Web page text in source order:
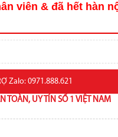
viên & đã hết hàn
Zalo: 0971.888.621
TOÀN, UY TÍN SỐ 1 VIỆT NAM